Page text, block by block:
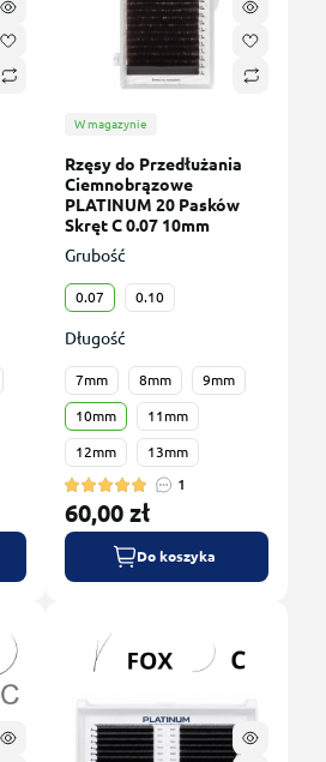
W magazynie
Rzęsy do Przedłużania
Сiemnobrązowe
PLATINUM 20 Pasków
Skręt С 0.07 10mm
Grubość
0.07 0.10
Długość
7mm 8mm 9mm
10mm 11mm
12mm 13mm
1
60,00 zł
Do koszyka